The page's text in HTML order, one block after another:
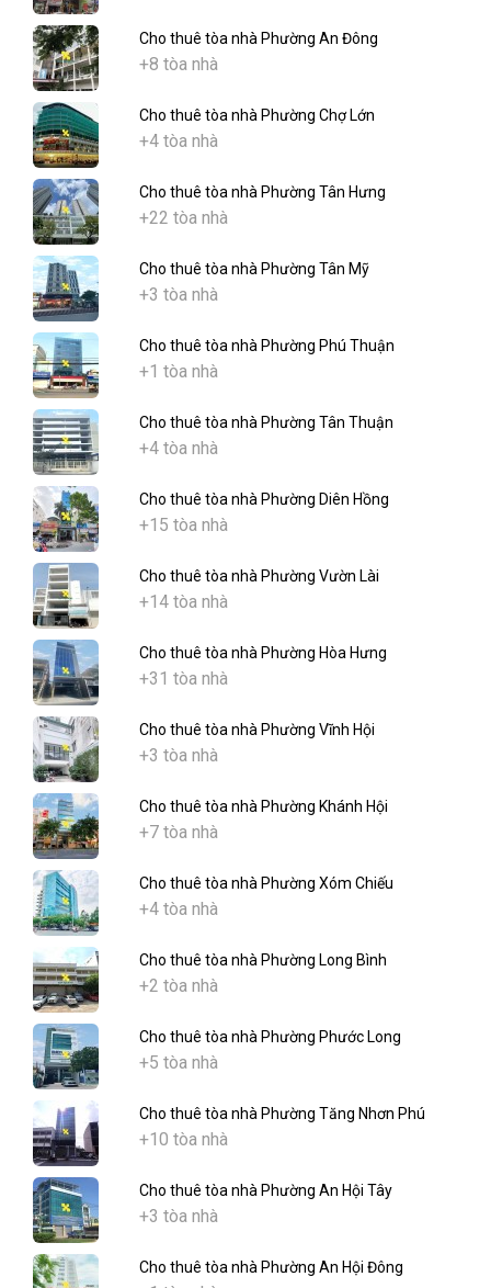
Cho thuê tòa nhà Phường An Đông
+8 tòa nhà
Cho thuê tòa nhà Phường Chợ Lớn
+4 tòa nhà
Cho thuê tòa nhà Phường Tân Hưng
+22 tòa nhà
Cho thuê tòa nhà Phường Tân Mỹ
+3 tòa nhà
Cho thuê tòa nhà Phường Phú Thuận
+1 tòa nhà
Cho thuê tòa nhà Phường Tân Thuận
+4 tòa nhà
Cho thuê tòa nhà Phường Diên Hồng
+15 tòa nhà
Cho thuê tòa nhà Phường Vườn Lài
+14 tòa nhà
Cho thuê tòa nhà Phường Hòa Hưng
+31 tòa nhà
Cho thuê tòa nhà Phường Vĩnh Hội
+3 tòa nhà
Cho thuê tòa nhà Phường Khánh Hội
+7 tòa nhà
Cho thuê tòa nhà Phường Xóm Chiếu
+4 tòa nhà
Cho thuê tòa nhà Phường Long Bình
+2 tòa nhà
Cho thuê tòa nhà Phường Phước Long
+5 tòa nhà
Cho thuê tòa nhà Phường Tăng Nhơn Phú
+10 tòa nhà
Cho thuê tòa nhà Phường An Hội Tây
+3 tòa nhà
Cho thuê tòa nhà Phường An Hội Đông